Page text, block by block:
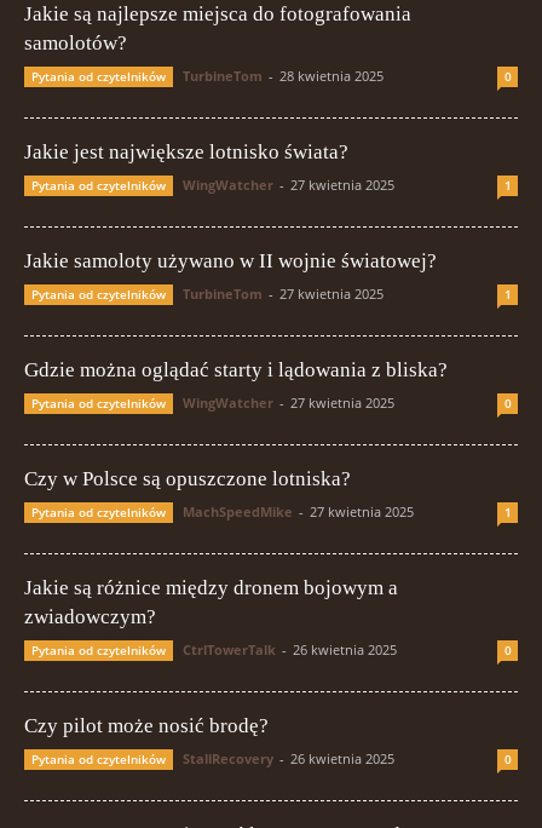
Jakie są najlepsze miejsca do fotografowania
samolotów?
Pytania od czytelników TurbineTom - 28 kwietnia 2025 0
Jakie jest największe lotnisko świata?
Pytania od czytelników WingWatcher - 27 kwietnia 2025 1
Jakie samoloty używano w II wojnie światowej?
Pytania od czytelników TurbineTom - 27 kwietnia 2025 1
Gdzie można oglądać starty i lądowania z bliska?
Pytania od czytelników WingWatcher - 27 kwietnia 2025 0
Czy w Polsce są opuszczone lotniska?
Pytania od czytelników MachSpeedMike - 27 kwietnia 2025 1
Jakie są różnice między dronem bojowym a
zwiadowczym?
Pytania od czytelników CtrlTowerTalk - 26 kwietnia 2025 0
Czy pilot może nosić brodę?
Pytania od czytelników StallRecovery - 26 kwietnia 2025 0